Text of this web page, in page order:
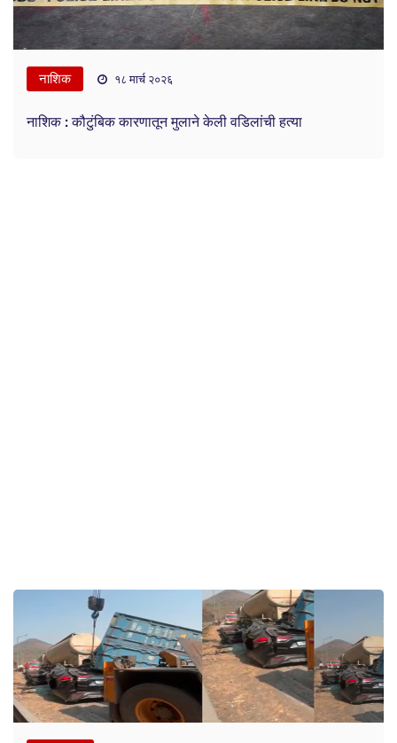
नाशिक १८ मार्च २०२६
नाशिक : कौटुंबिक कारणातून मुलाने केली वडिलांची हत्या